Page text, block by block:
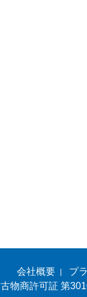
会社概要
プ
古物商許可証 第